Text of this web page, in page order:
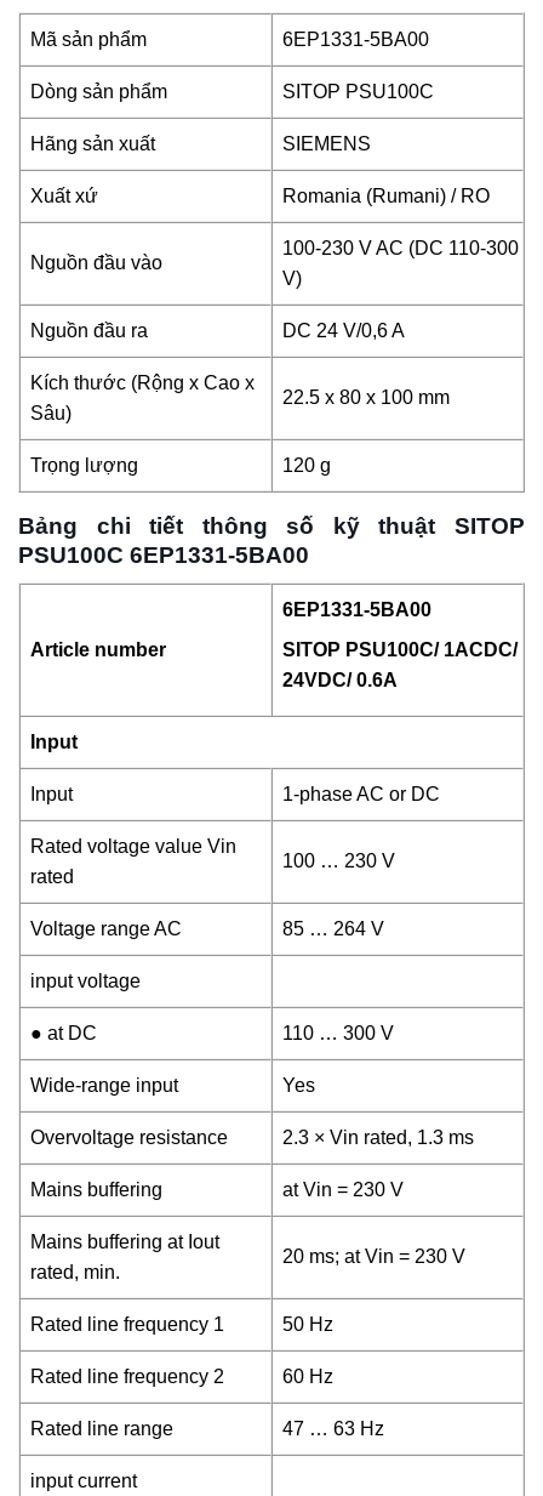
Mã sản phẩm 6EP1331-5BA00
Dòng sản phẩm SITOP PSU100C
Hãng sản xuất SIEMENS
Xuất xứ Romania (Rumani) / RO
Nguồn đầu vào
100-230 V AC (DC 110-300
V)
Nguồn đầu ra DC 24 V/0,6 A
Kích thước (Rộng x Cao x
Sâu)
22.5 x 80 x 100 mm
Trọng lượng 120 g
Bảng chi tiết thông số kỹ thuật SITOP
PSU100C 6EP1331-5BA00
Article number
6EP1331-5BA00
SITOP PSU100C/ 1ACDC/
24VDC/ 0.6A
Input
Input 1-phase AC or DC
Rated voltage value Vin
rated
100 … 230 V
Voltage range AC 85 … 264 V
input voltage
● at DC 110 … 300 V
Wide-range input Yes
Overvoltage resistance 2.3 × Vin rated, 1.3 ms
Mains buffering at Vin = 230 V
Mains buffering at Iout
rated, min.
20 ms; at Vin = 230 V
Rated line frequency 1 50 Hz
Rated line frequency 2 60 Hz
Rated line range 47 … 63 Hz
input current